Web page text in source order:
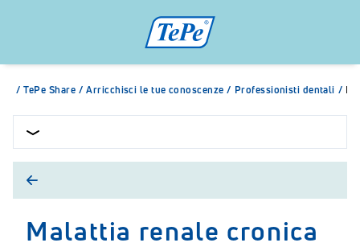
/ TePe Share / Arricchisci le tue conoscenze / Professionisti dentali /
Malattia renale cronica